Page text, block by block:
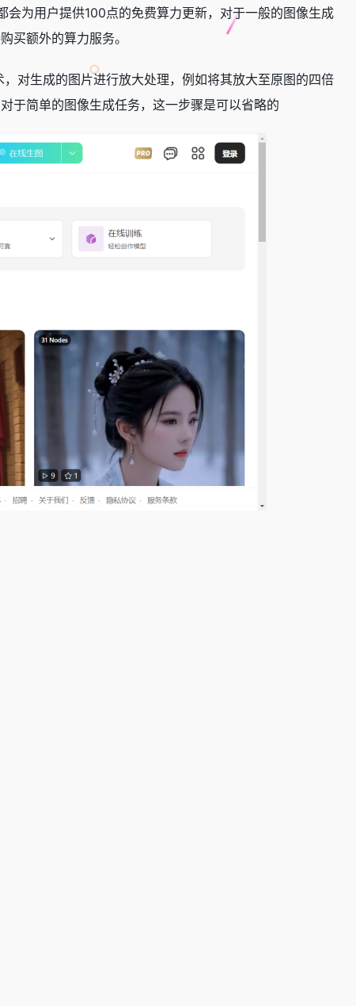
会为用户提供100点的免费算力更新，对于一般的图像生成
买额外的算力服务。
对生成的图片进行放大处理，例如将其放大至原图的四倍
于简单的图像生成任务，这一步骤是可以省略的